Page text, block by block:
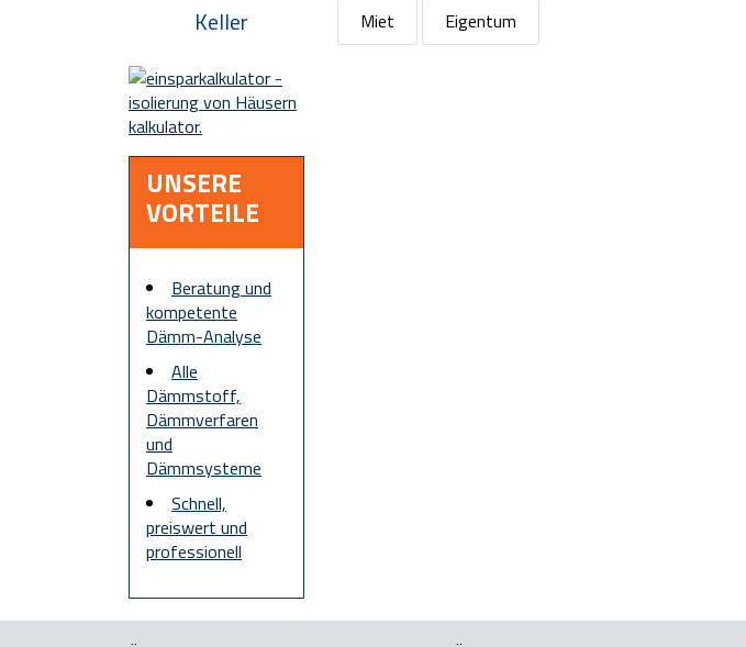
Miet Eigentum
Keller
UNSERE
VORTEILE
Beratung und
kompetente
Dämm-Analyse
Alle
Dämmstoff,
Dämmverfaren
und
Dämmsysteme
Schnell,
preiswert und
professionell